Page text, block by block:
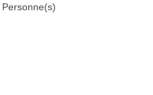
Personne(s)